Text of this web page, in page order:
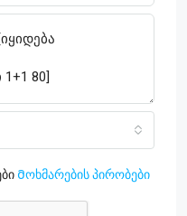
Მოხმარების პირობები